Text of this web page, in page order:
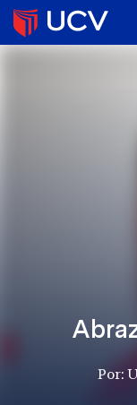
Por: